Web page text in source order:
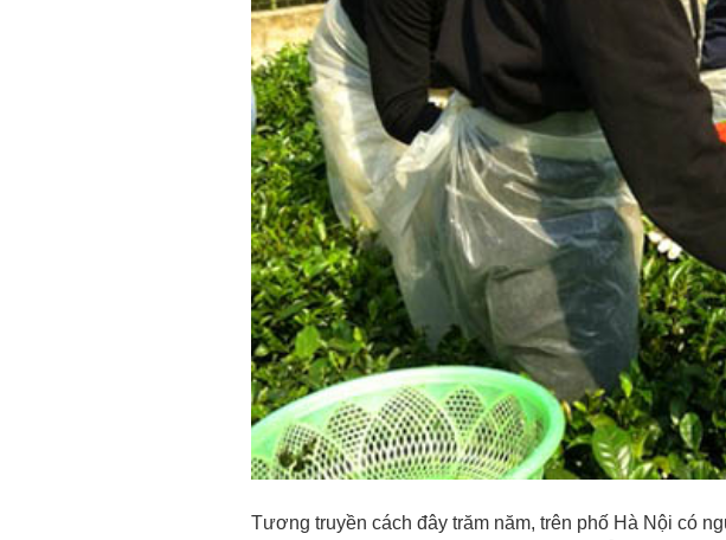
Tương truyền cách đây trăm năm, trên phố Hà Nội có